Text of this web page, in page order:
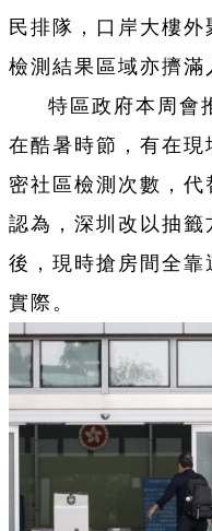
民排隊，口岸大樓
檢測結果區域亦擠滿
特區政府本周會
在酷暑時節，有在
密社區檢測次數，代
認為，深圳改以抽籤
後，現時搶房間全
實際。